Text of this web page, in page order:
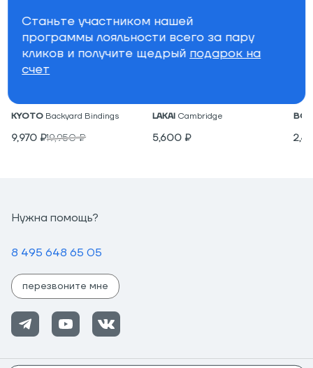
Крепления для вейкборда
KYOTO Backyard Bindings
9,970 ₽19,950₽
LAKAI Cambridge
5,600 ₽
Станьте участником нашей
программы лояльности всего за пару
кликов и получите щедрый подарок на
счет
Нужна помощь?
8 495 648 65 05
перезвоните мне